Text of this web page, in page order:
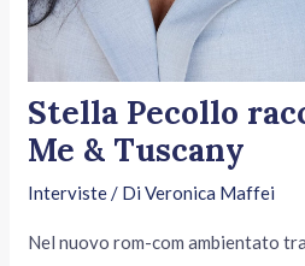
Stella Pecollo
Me & Tuscany
Interviste/ DiVeronica Maffei
Nel nuovo rom-com ambientato